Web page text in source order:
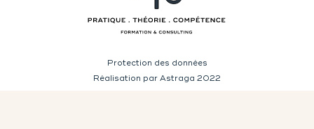
Protection des données
Réalisation par Astraga 2022